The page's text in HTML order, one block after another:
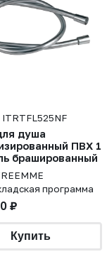
ITRTFL525NF
душа
ПВХ 1
брашированный
программа
₽